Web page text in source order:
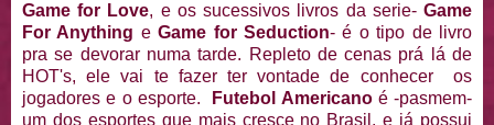
Game for Love, e os sucessivos livros da serie-Game
For Anything eGame for Seduction- é o tipo de livro
pra se devorar numa tarde. Repleto de cenas prá lá de
HOT's, ele vai te fazer ter vontade de conhecer os
jogadores e o esporte.
Futebol Americanoé -pasmem-
um dos esportes que mais cresce no Brasil, e já possui